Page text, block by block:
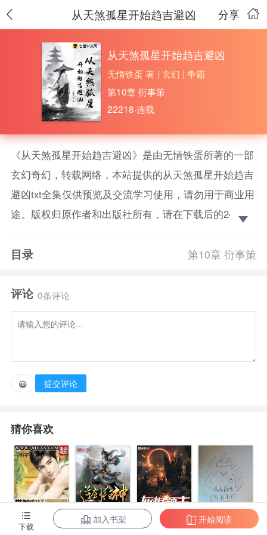
分享
从天煞孤星开始趋吉避凶
从天煞孤星开始趋吉避凶
无情铁蛋 著 | 玄幻 | 争霸
第10章 衍事策
22218·连载
《从天煞孤星开始趋吉避凶》是由无情铁蛋所著的一部
玄幻奇幻，转载网络，本站提供的从天煞孤星开始趋吉
避凶txt全集仅供预览及交流学习使用，请勿用于商业用
途。版权归原作者和出版社所有，请在下载后的24小时
仙侠世界，本是权倾朝野的世家开局，却未想到竟被朝
被迫开启流亡奔波之旅。原以为这辈子将蹉跎在此，
却未曾想到意外获得能趋吉避凶的【天命录】。
能够提前卜卦预料吉凶。从此好处不落空，麻烦不沾
身，秦冉的人生开启简单模式，淡看旁人惊心动魄云起
目录 第10章 衍事策
评论 0条评论
😀 提交评论
猜你喜欢
带着农场混异
逆剑狂神
灰烬领主
阴影帝国
下载
加入书架 开始阅读